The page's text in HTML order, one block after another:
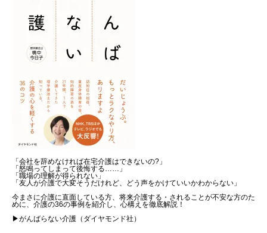
「会社を辞めなければ在宅介護はできないの?」
「怒鳴ってしまって後悔する……」
「職場の理解が得られない」
「友人が介護で大変そうだけれど、どう声をかけていいかわからない」
今まさに介護に直面している方、将来介護する・されることが不安な方のた
めに、介護の36の事例を紹介し、心構えを徹底解説！
▶がんばらない介護（ダイヤモンド社）